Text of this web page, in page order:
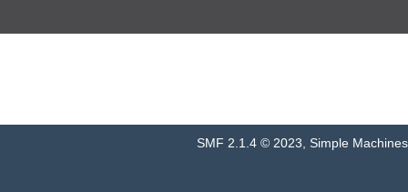
SMF 2.1.4 © 2023 Simple Machines